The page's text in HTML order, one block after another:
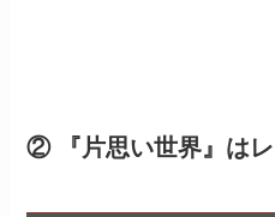
② 『片思い世界』は